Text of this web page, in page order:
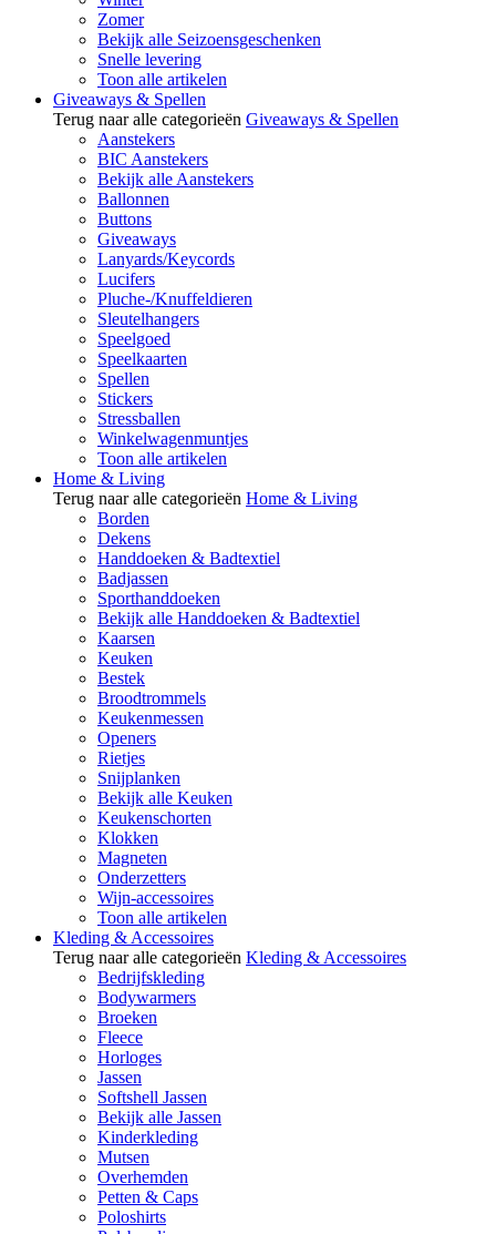
Zomer
Bekijk alle Seizoensgeschenken
Snelle levering
Toon alle artikelen
Giveaways & Spellen
Terug naar alle categorieën Giveaways & Spellen
Aanstekers
BIC Aanstekers
Bekijk alle Aanstekers
Ballonnen
Buttons
Giveaways
Lanyards/Keycords
Lucifers
Pluche-/Knuffeldieren
Sleutelhangers
Speelgoed
Speelkaarten
Spellen
Stickers
Stressballen
Winkelwagenmuntjes
Toon alle artikelen
Home & Living
Terug naar alle categorieën Home & Living
Borden
Dekens
Handdoeken & Badtextiel
Badjassen
Sporthanddoeken
Bekijk alle Handdoeken & Badtextiel
Kaarsen
Keuken
Bestek
Broodtrommels
Keukenmessen
Openers
Rietjes
Snijplanken
Bekijk alle Keuken
Keukenschorten
Klokken
Magneten
Onderzetters
Wijn-accessoires
Toon alle artikelen
Kleding & Accessoires
Terug naar alle categorieën Kleding & Accessoires
Bedrijfskleding
Bodywarmers
Broeken
Fleece
Horloges
Jassen
Softshell Jassen
Bekijk alle Jassen
Kinderkleding
Mutsen
Overhemden
Petten & Caps
Poloshirts